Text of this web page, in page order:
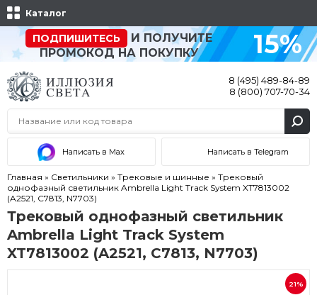
Каталог
ПОДПИШИТЕСЬ
И ПОЛУЧИТЕ
ПРОМОКОД НА ПОКУПКУ
15%
8 (495) 489-84-89
8 (800) 707-70-34
Написать в Max Написать в Telegram
Главная » Светильники » Трековые и шинные » Трековый
однофазный светильник Ambrella Light Track System XT7813002
(A2521, C7813, N7703)
Трековый однофазный светильник
Ambrella Light Track System
XT7813002 (A2521, C7813, N7703)
21%